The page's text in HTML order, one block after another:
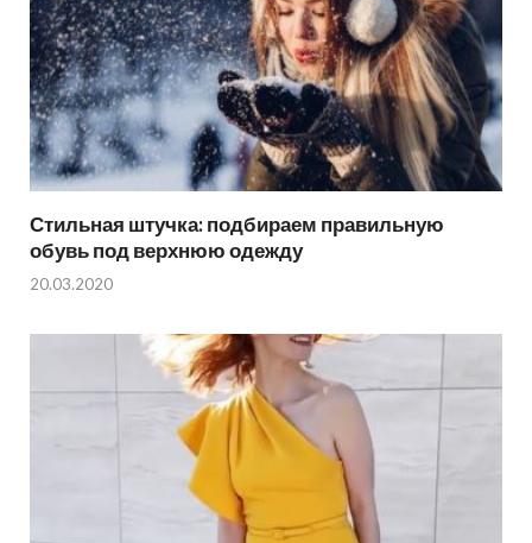
Стильная штучка: подбираем правильную
обувь под верхнюю одежду
20.03.2020